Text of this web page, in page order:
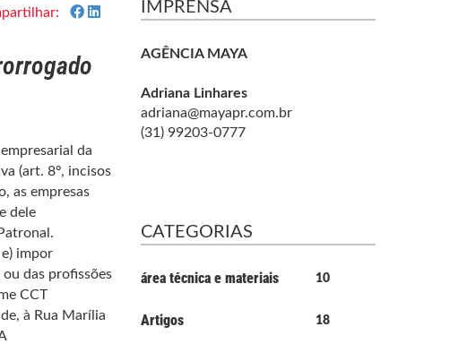
da
(art. 8º, incisos
as empresas
dele
impor
das profissões
CCT
à Rua Marília
IMPRENSA
AGÊNCIA MAYA
Adriana Linhares
adriana@mayapr.com.br
(31) 99203-0777
CATEGORIAS
área técnica e materiais 10
Artigos 18